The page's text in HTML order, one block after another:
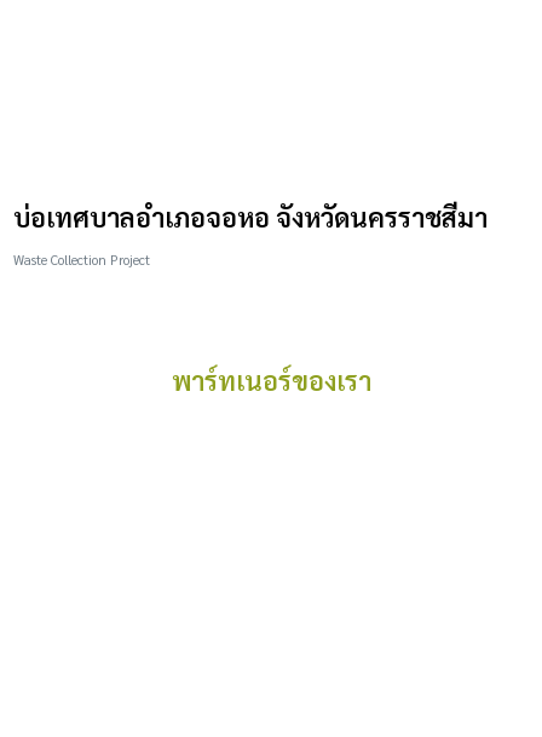
บ่อเทศบาลอำเภอจอหอ จังหวัดนครราชสีมา
Waste Collection Project
พาร์ทเนอร์ของเรา